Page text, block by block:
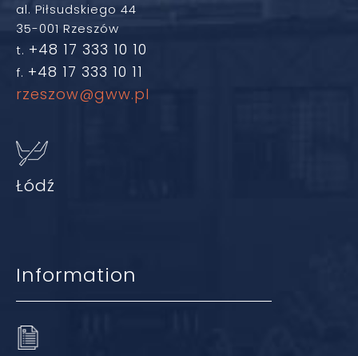
al. Piłsudskiego 44
35-001 Rzeszów
t. +48 17 333 10 10
f. +48 17 333 10 11
rzeszow@gww.pl
Łódź
Information